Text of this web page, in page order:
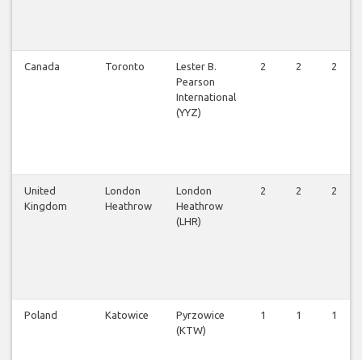
Canada Toronto
Lester B.
Pearson
International
(YYZ)
2 2 2
United
Kingdom
London
Heathrow
London
Heathrow
(LHR)
2 2 2
Poland Katowice
Pyrzowice
(KTW)
1 1 1